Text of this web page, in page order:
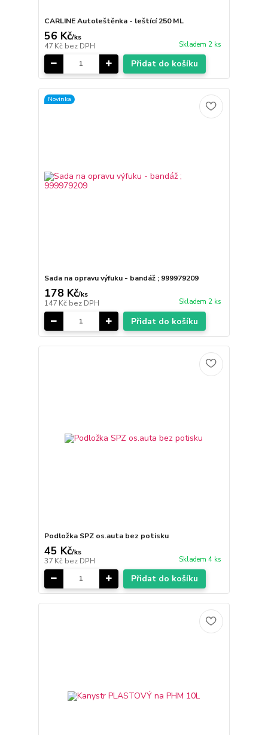
CARLINE Autoleštěnka - leštící 250 ML
56 Kč/ks
47 Kč bez DPH Skladem 2 ks
Přidat do košíku
Novinka
Sada na opravu výfuku - bandáž ; 999979209
178 Kč/ks
147 Kč bez DPH Skladem 2 ks
Přidat do košíku
Podložka SPZ os.auta bez potisku
45 Kč/ks
37 Kč bez DPH Skladem 4 ks
Přidat do košíku